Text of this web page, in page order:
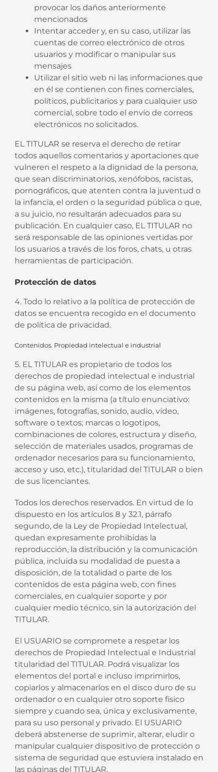
provocar los daños anteriormente
mencionados
Intentar acceder y, en su caso, utilizar las
cuentas de correo electrónico de otros
usuarios y modificar o manipular sus
mensajes
Utilizar el sitio web ni las informaciones que
en él se contienen con fines comerciales,
políticos, publicitarios y para cualquier uso
comercial, sobre todo el envío de correos
electrónicos no solicitados.
EL TITULAR se reserva el derecho de retirar
todos aquellos comentarios y aportaciones que
vulneren el respeto a la dignidad de la persona,
que sean discriminatorios, xenófobos, racistas,
pornográficos, que atenten contra la juventud o
la infancia, el orden o la seguridad pública o que,
a su juicio, no resultarán adecuados para su
publicación. En cualquier caso, EL TITULAR no
será responsable de las opiniones vertidas por
los usuarios a través de los foros, chats, u otras
herramientas de participación.
Protección de datos
4. Todo lo relativo a la política de protección de
datos se encuentra recogido en el documento
de política de privacidad.
Contenidos. Propiedad intelectual e industrial
5. EL TITULAR es propietario de todos los
derechos de propiedad intelectual e industrial
de su página web, así como de los elementos
contenidos en la misma (a título enunciativo:
imágenes, fotografías, sonido, audio, vídeo,
software o textos; marcas o logotipos,
combinaciones de colores, estructura y diseño,
selección de materiales usados, programas de
ordenador necesarios para su funcionamiento,
acceso y uso, etc.), titularidad del TITULAR o bien
de sus licenciantes.
Todos los derechos reservados. En virtud de lo
dispuesto en los artículos 8 y 32.1, párrafo
segundo, de la Ley de Propiedad Intelectual,
quedan expresamente prohibidas la
reproducción, la distribución y la comunicación
pública, incluida su modalidad de puesta a
disposición, de la totalidad o parte de los
contenidos de esta página web, con fines
comerciales, en cualquier soporte y por
cualquier medio técnico, sin la autorización del
TITULAR.
El USUARIO se compromete a respetar los
derechos de Propiedad Intelectual e Industrial
titularidad del TITULAR. Podrá visualizar los
elementos del portal e incluso imprimirlos,
copiarlos y almacenarlos en el disco duro de su
ordenador o en cualquier otro soporte físico
siempre y cuando sea, única y exclusivamente,
para su uso personal y privado. El USUARIO
deberá abstenerse de suprimir, alterar, eludir o
manipular cualquier dispositivo de protección o
sistema de seguridad que estuviera instalado en
las páginas del TITULAR.